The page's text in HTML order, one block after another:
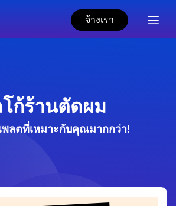
จ้างเรา
ก้ร้านตัดผม
พลตที่เหมาะกับคุณมากกว่า!